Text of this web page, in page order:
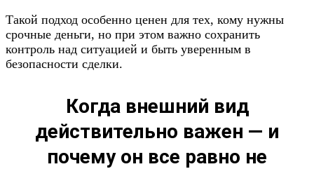
Такой подход особенно ценен для тех, кому нужны
срочные деньги, но при этом важно сохранить
контроль над ситуацией и быть уверенным в
безопасности сделки.
Когда внешний вид
действительно важен — и
почему он все равно не